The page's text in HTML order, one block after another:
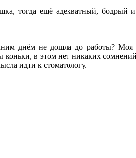
тогда ещё адекватный, бодрый
днём не дошла до работы? Моя
коньки, в этом нет никаких
идти к стоматологу.